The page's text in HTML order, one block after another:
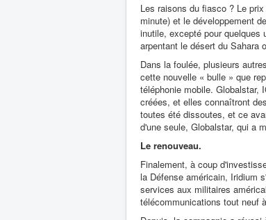
Les raisons du fiasco ? Le
minute) et le développement
inutile, excepté pour
arpentant le désert du Sahara
Dans la foulée, plusieurs
cette nouvelle « bulle » que
téléphonie mobile. Globalstar,
créées, et elles connaîtront
toutes été dissoutes, et ce
d'une seule, Globalstar, qui a
Le renouveau.
Finalement, à coup
la Défense américain, Iridium
services aux militaires
télécommunications tout neuf